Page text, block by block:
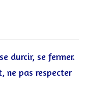
durcir, se fermer.
ne pas respecter